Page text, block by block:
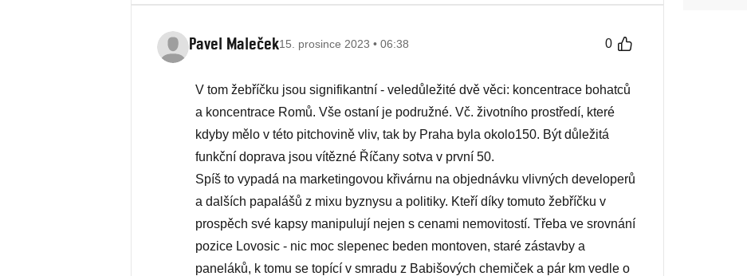
Pavel Maleček15. prosince 2023 • 06:38 0
V tom žebříčku jsou signifikantní - veledůležité dvě věci: koncentrace bohatců
a koncentrace Romů. Vše ostaní je podružné. Vč. životního prostředí, které
kdyby mělo v této pitchovině vliv, tak by Praha byla okolo150. Být důležitá
funkční doprava jsou vítězné Říčany sotva v první 50.
Spíš to vypadá na marketingovou křivárnu na objednávku vlivných developerů
a dalších papalášů z mixu byznysu a politiky. Kteří díky tomuto žebříčku v
prospěch své kapsy manipulují nejen s cenami nemovitostí. Třeba ve srovnání
pozice Lovosic - nic moc slepenec beden montoven, staré zástavby a
paneláků, k tomu se topící v smradu z Babišových chemiček a pár km vedle o